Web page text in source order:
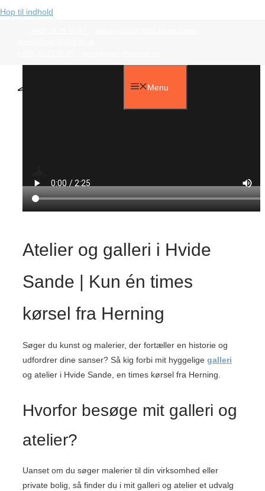
Hop til indhold
Menu
Atelier og galleri i Hvide
Sande | Kun én times
kørsel fra Herning
Søger du kunst og malerier, der fortæller en historie og
udfordrer dine sanser? Så kig forbi mit hyggelige galleri
og atelier i Hvide Sande, en times kørsel fra Herning.
Hvorfor besøge mit galleri og
atelier?
Uanset om du søger malerier til din virksomhed eller
private bolig, så finder du i mit galleri og atelier et udvalg